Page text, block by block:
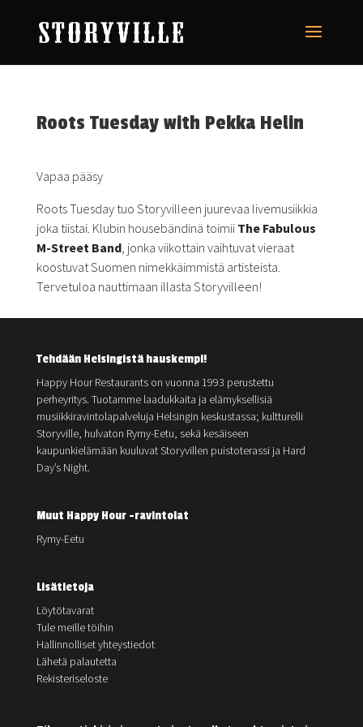
Roots Tuesday with Pekka Helin
Vapaa pääsy
Roots Tuesday tuo Storyvilleen juurevaa livemusiikkia
joka tiistai. Klubin housebändinä toimii The Fabulous
M-Street Band, jonka viikottain vaihtuvat vieraat
koostuvat Suomen nimekkäimmistä artisteista.
Tervetuloa nauttimaan illasta Storyvilleen!
Tehdään Helsingistä hauskempi!
Happy Hour Restaurants on vuonna 1993 perustettu
perheyritys. Tuotamme laadukkaita ja elämyksellisiä
musiikkiravintolapalveluja Helsingin keskustassa; kultturelli
Storyville, hulvaton Rymy-Eetu, sekä kesäiseen
kaupunkielämään kuuluvat Storyvillen puistoterassi ja Hard
Day’s Night.
Muut Happy Hour -ravintolat
Rymy-Eetu
Lisätietoja
Löytötavarat
Tule meille töihin
Hallinnolliset yhteystiedot
Lähetä palautetta
Rekisteriseloste